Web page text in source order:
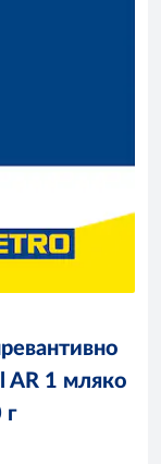
AR 1 мляко
г